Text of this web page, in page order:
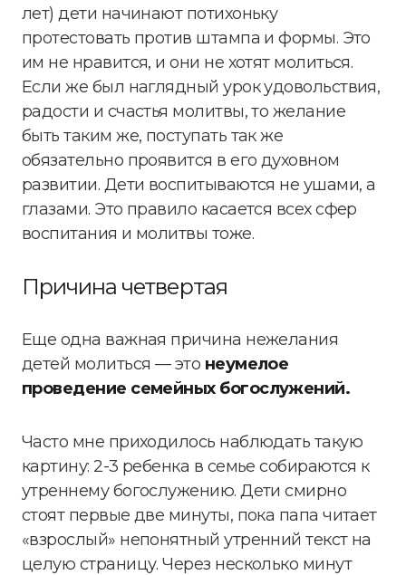
лет) дети начинают потихоньку
протестовать против штампа и формы. Это
им не нравится, и они не хотят молиться.
Если же был наглядный урок удовольствия,
радости и счастья молитвы, то желание
быть таким же, поступать так же
обязательно проявится в его духовном
развитии. Дети воспитываются не ушами, а
глазами. Это правило касается всех сфер
воспитания и молитвы тоже.
Причина четвертая
Еще одна важная причина нежелания
детей молиться — это неумелое
проведение семейных богослужений.
Часто мне приходилось наблюдать такую
картину: 2-3 ребенка в семье собираются к
утреннему богослужению. Дети смирно
стоят первые две минуты, пока папа читает
«взрослый» непонятный утренний текст на
целую страницу. Через несколько минут